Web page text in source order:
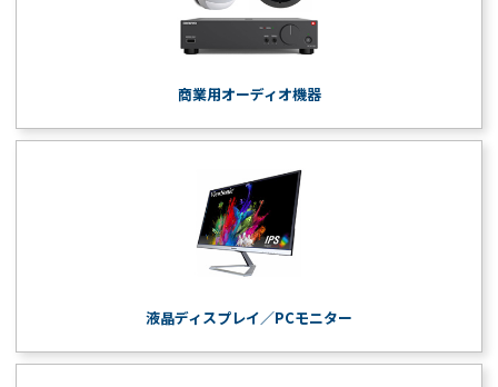
商業用オーディオ機器
液晶ディスプレイ／PCモニター